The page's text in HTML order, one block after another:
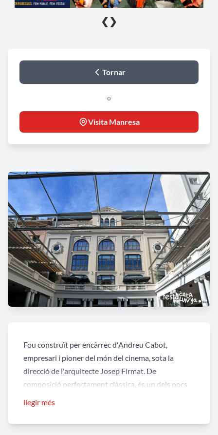
❮ ❯
Tornar
o
Visita Manresa
Fou construït per encàrrec d'Andreu Cabot,
empresari i pioner del món del cinema, sota la
direcció de l'arquitecte Josep Firmat. De
composició perfectament clàssica, és un dels pocs
fou durant molts anys aparador de les novetats
llegir més